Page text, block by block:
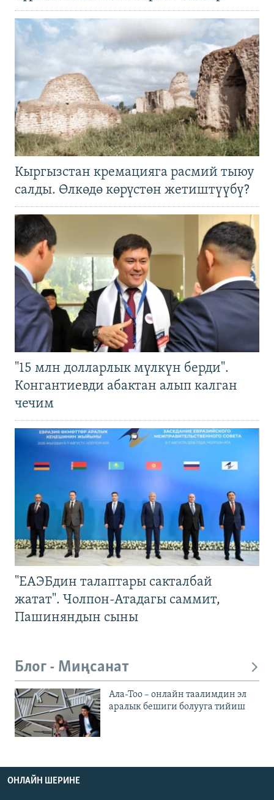
Кыргызстан кремацияга расмий тыюу
салды. Өлкөдө көрүстөн жетиштүүбү?
"15 млн долларлык мүлкүн берди".
Конгантиевди абактан алып калган
чечим
"ЕАЭБдин талаптары сакталбай
жатат". Чолпон-Атадагы саммит,
Пашиняндын сыны
Блог - Миңсанат
Ала-Тоо – онлайн таалимдин эл
аралык бешиги болууга тийиш
ОНЛАЙН ШЕРИНЕ